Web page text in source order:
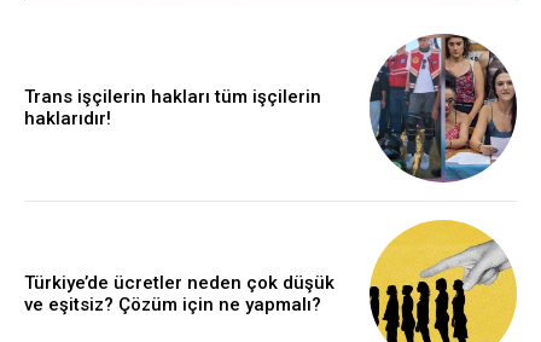
Trans işçilerin hakları tüm işçilerin
haklarıdır!
Türkiye’de ücretler neden çok düşük
ve eşitsiz? Çözüm için ne yapmalı?